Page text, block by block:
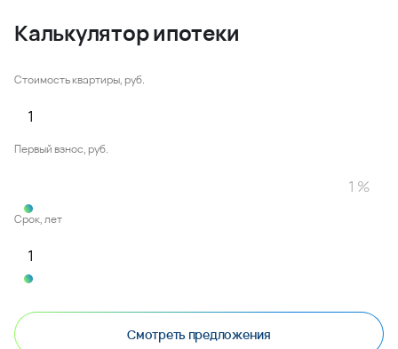
Калькулятор ипотеки
Стоимость квартиры, руб.
Первый взнос, руб.
Срок, лет
Смотреть предложения